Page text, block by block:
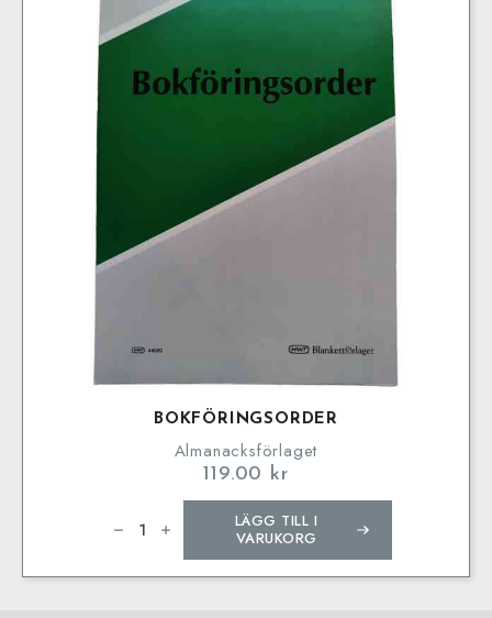
BOKFÖRINGSORDER
Almanacksförlaget
119.00 kr
Bokföringsorder
mängd
LÄGG TILL I
VARUKORG